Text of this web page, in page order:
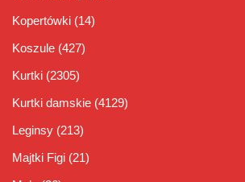
Kopertówki (14)
Koszule (427)
Kurtki (2305)
Kurtki damskie (4129)
Leginsy (213)
Majtki Figi (21)